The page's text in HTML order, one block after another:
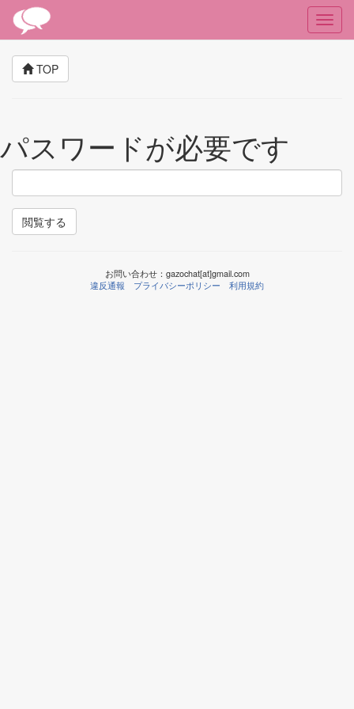
TOP
パスワードが必要です
閲覧する
お問い合わせ：gazochat[at]gmail.com
違反通報
プライバシーポリシー 利用規約